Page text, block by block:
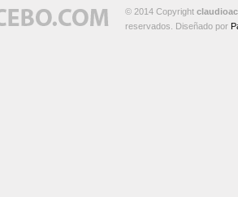
© 2014 Copyright
reservados. Diseñado por